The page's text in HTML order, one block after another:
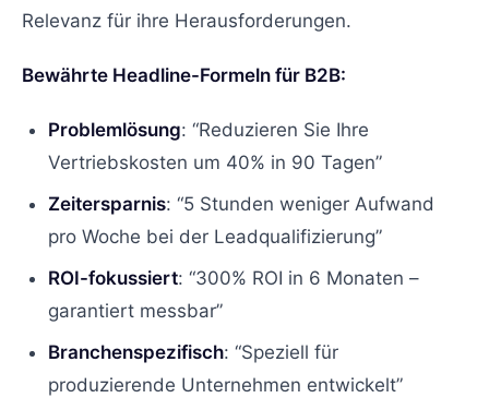
Relevanz für ihre Herausforderungen.
Bewährte Headline-Formeln für B2B:
Problemlösung: “Reduzieren Sie Ihre
Vertriebskosten um 40% in 90 Tagen”
Zeitersparnis: “5 Stunden weniger Aufwand
pro Woche bei der Leadqualifizierung”
ROI-fokussiert: “300% ROI in 6 Monaten –
garantiert messbar”
Branchenspezifisch: “Speziell für
produzierende Unternehmen entwickelt”